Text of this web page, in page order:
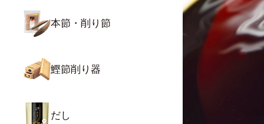
本節・削り節
鰹節削り器
だし